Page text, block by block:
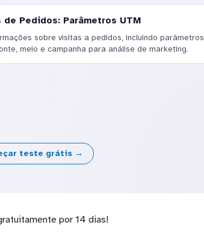
Pedidos: Parâmetros UTM
sobre visitas a pedidos, incluindo parâmetros
meio e campanha para análise de marketing.
teste grátis →
por 14 dias!